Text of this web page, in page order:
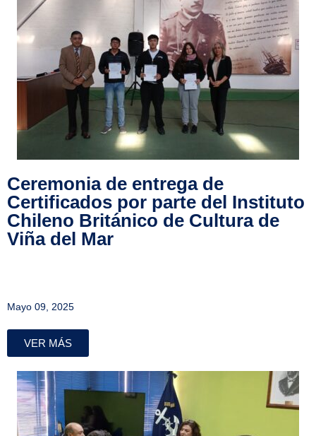
Ceremonia de entrega de
Certificados por parte del Instituto
Chileno Británico de Cultura de
Viña del Mar
Mayo 09, 2025
VER MÁS